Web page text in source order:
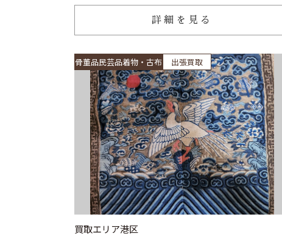
詳細を見る
骨董品民芸品着物・古布 出張買取
買取エリア港区